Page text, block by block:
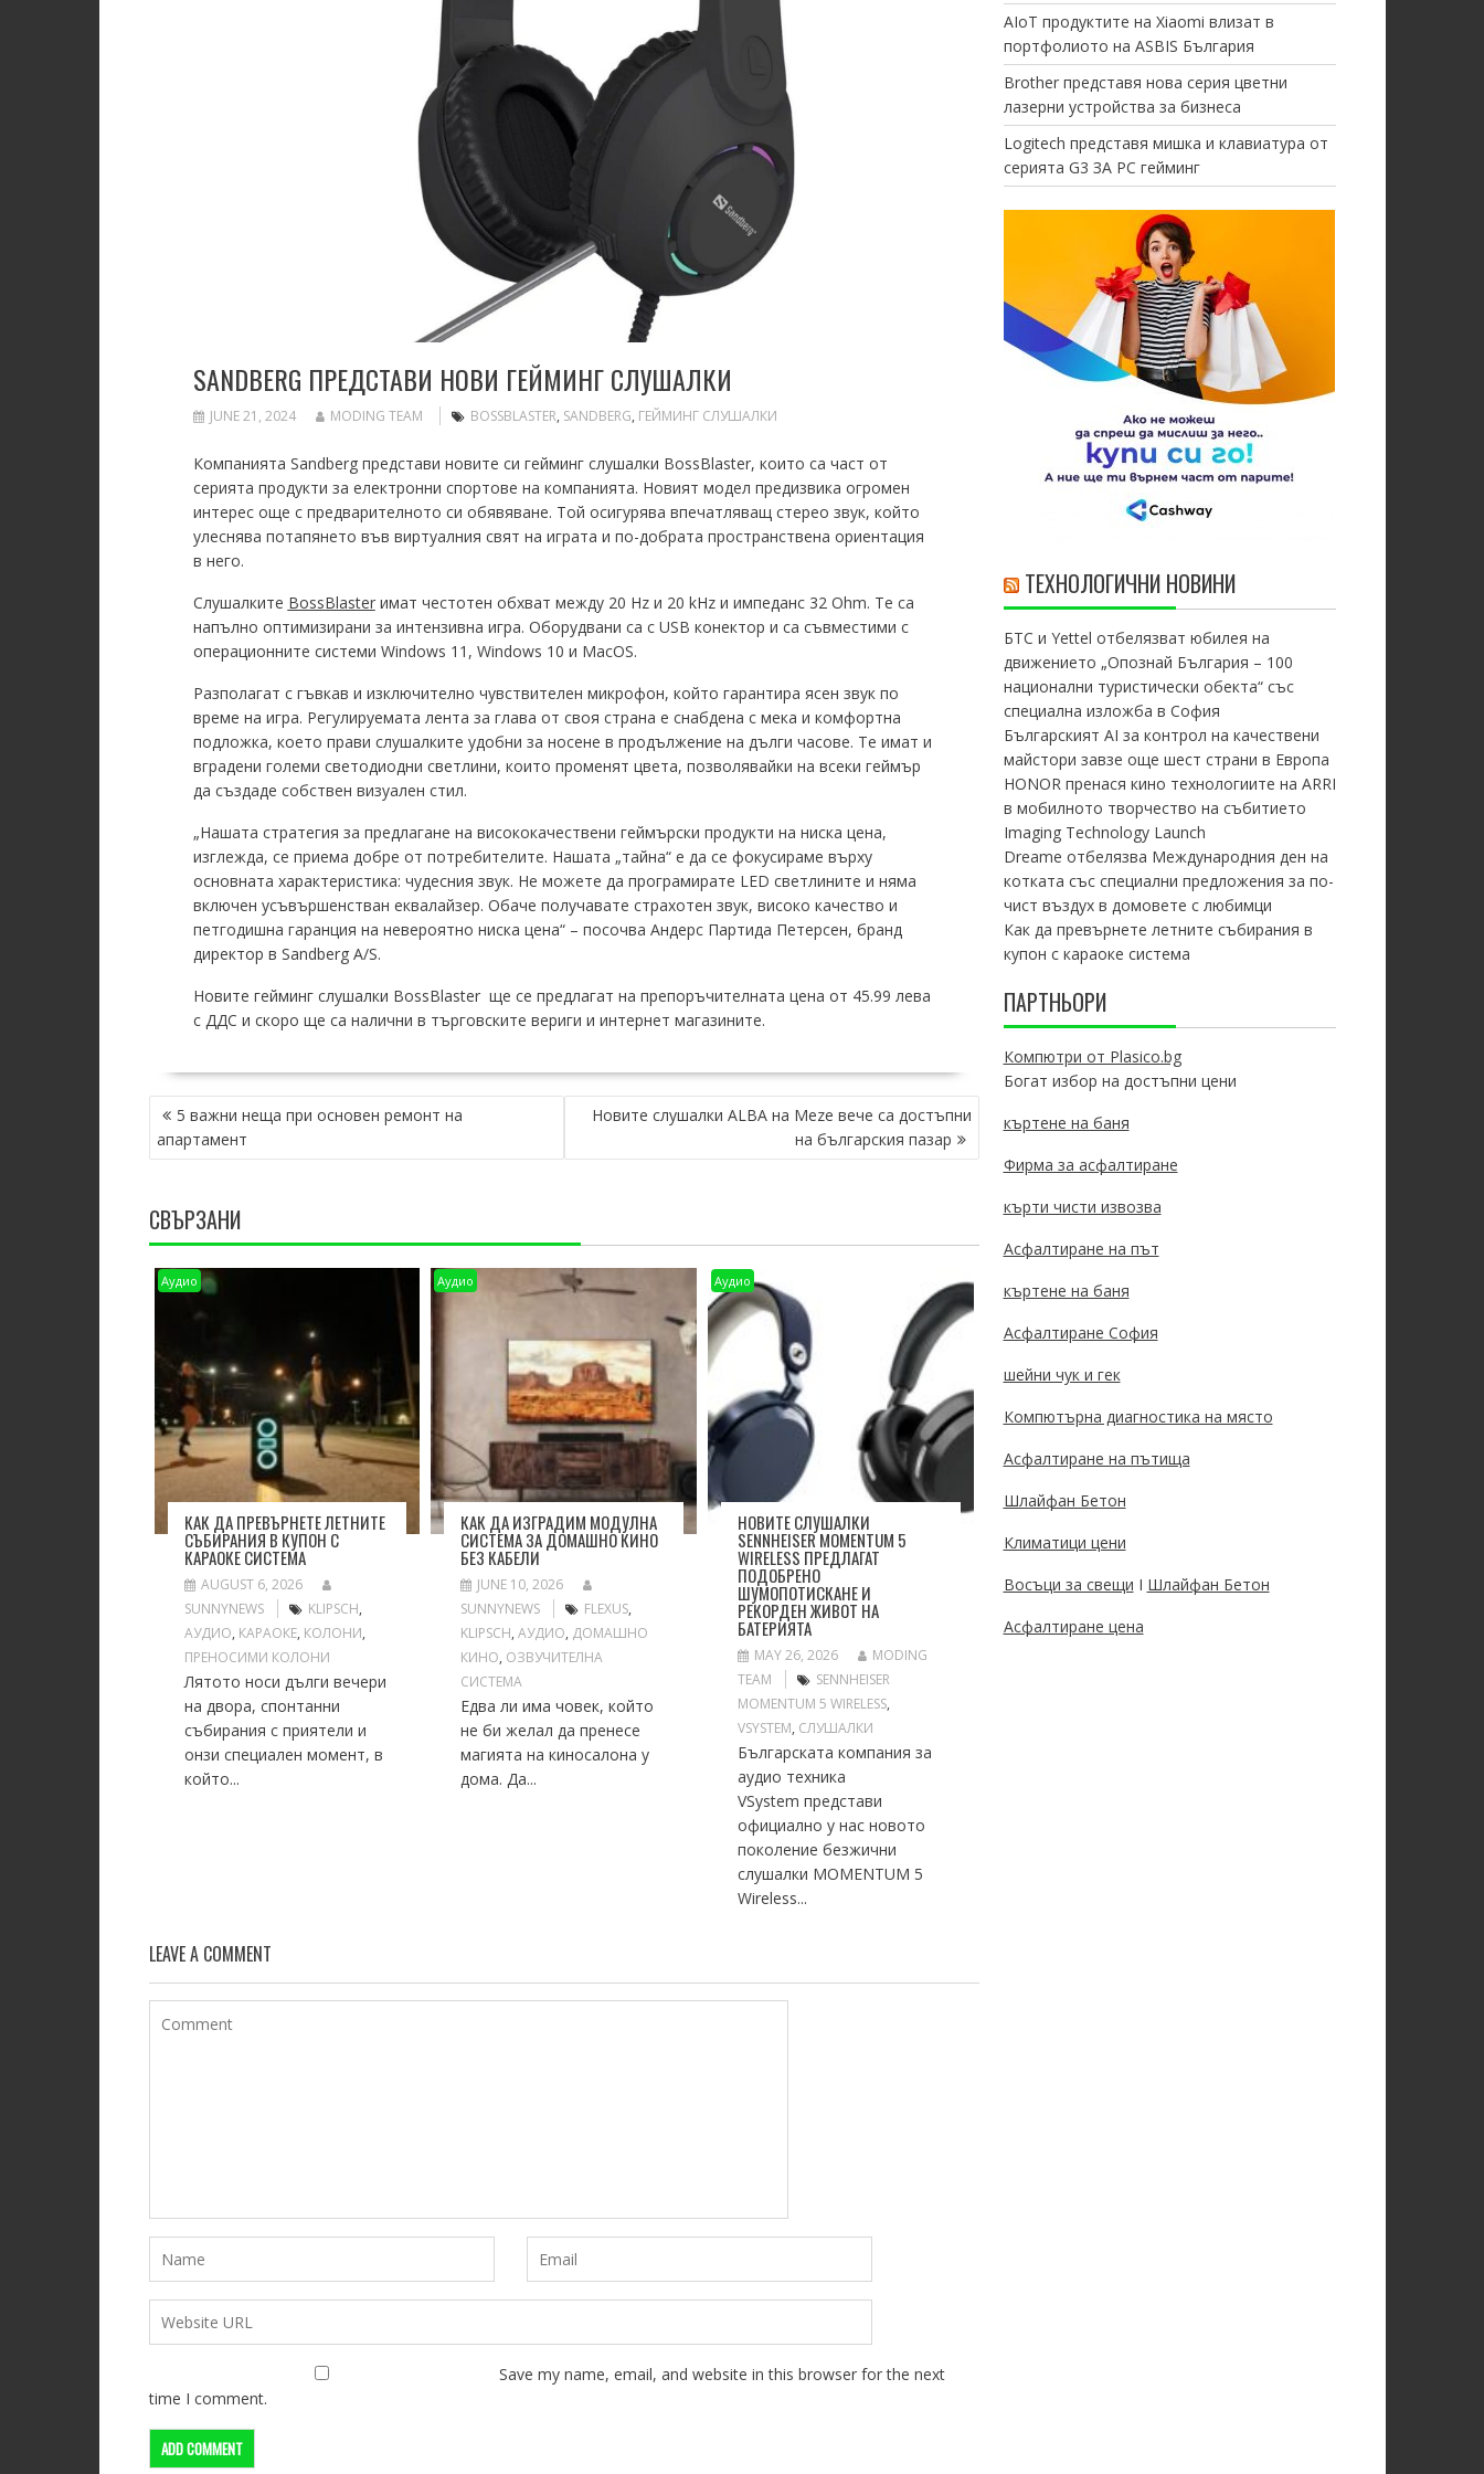
SANDBERG ПРЕДСТАВИ НОВИ ГЕЙМИНГ СЛУШАЛКИ
JUNE 21, 2024 MODING TEAM BOSSBLASTER, SANDBERG, ГЕЙМИНГ СЛУШАЛКИ
Компанията Sandberg представи новите си гейминг слушалки BossBlaster, които са част от
серията продукти за електронни спортове на компанията. Новият модел предизвика огромен
интерес още с предварителното си обявяване. Той осигурява впечатляващ стерео звук, който
улеснява потапянето във виртуалния свят на играта и по-добрата пространствена ориентация
в него.
Слушалките BossBlasterимат честотен обхват между 20 Hz и 20 kHz и импеданс 32 Ohm. Те са
напълно оптимизирани за интензивна игра. Оборудвани са с USB конектор и са съвместими с
операционните системи Windows 11, Windows 10 и MacOS.
Разполагат с гъвкав и изключително чувствителeн микрофон, който гарантира ясен звук по
време на игра. Регулируемата лента за глава от своя страна е снабдена с мека и комфортна
подложка, което прави слушалките удобни за носене в продължение на дълги часове. Te имат и
вградени големи светодиодни светлини, които променят цвета, позволявайки на всеки геймър
да създаде собствен визуален стил.
„Нашата стратегия за предлагане на висококачествени геймърски продукти на ниска цена,
изглежда, се приема добре от потребителите. Нашата „тайна“ е да се фокусираме върху
основната характеристика: чудесния звук. Не можете да програмирате LED светлините и няма
включен усъвършенстван еквалайзер. Обаче получавате страхотен звук, високо качество и
петгодишна гаранция на невероятно ниска цена“ – посочва Андерс Партида Петерсен, бранд
директор в Sandberg A/S.
Новите гейминг слушалки BossBlaster ще се предлагат на препоръчителната цена от 45.99 лева
с ДДС и скоро ще са налични в търговските вериги и интернет магазините.
POST
NAVIGATION
5 важни неща при основен ремонт на
апартамент
Новите слушалки ALBA на Meze вече са достъпни
на българския пазар
СВЪРЗАНИ
Аудио
КАК ДА ПРЕВЪРНЕТЕ ЛЕТНИТЕ
СЪБИРАНИЯ В КУПОН С
КАРАОКЕ СИСТЕМА
AUGUST 6, 2026
SUNNYNEWS
KLIPSCH,
АУДИО, КАРАОКЕ, КОЛОНИ,
ПРЕНОСИМИ КОЛОНИ
Лятото носи дълги вечери
на двора, спонтанни
събирания с приятели и
онзи специален момент, в
който...
Аудио
КАК ДА ИЗГРАДИМ МОДУЛНА
СИСТЕМА ЗА ДОМАШНО КИНО
БЕЗ КАБЕЛИ
JUNE 10, 2026
SUNNYNEWS
FLEXUS,
KLIPSCH,АУДИО, ДОМАШНО
КИНО, ОЗВУЧИТЕЛНА
СИСТЕМА
Едва ли има човек, който
не би желал да пренесе
магията на киносалона у
дома. Да...
Аудио
НОВИТЕ СЛУШАЛКИ
SENNHEISER MOMENTUM 5
WIRELESS ПРЕДЛАГАТ
ПОДОБРЕНО
ШУМОПОТИСКАНЕ И
РЕКОРДЕН ЖИВОТ НА
БАТЕРИЯТА
MAY 26, 2026
MODING
TEAM
SENNHEISER
MOMENTUM 5 WIRELESS,
VSYSTEM, СЛУШАЛКИ
Българската компания за
аудио техника
VSystem представи
официално у нас новото
поколение безжични
слушалки MOMENTUM 5
Wireless...
LEAVE A COMMENT
Save my name, email, and website in this browser for the next
time I comment.
AIoT продуктите на Xiaomi влизат в
портфолиото на ASBIS България
Brother представя нова серия цветни
лазерни устройства за бизнеса
Logitech представя мишка и клавиатура от
серията G3 ЗА PC гейминг
ТЕХНОЛОГИЧНИ НОВИНИ
БТС и Yettel отбелязват юбилея на
движението „Опознай България – 100
национални туристически обекта“ със
специална изложба в София
Българският AI за контрол на качествени
майстори завзе още шест страни в Европа
HONOR пренася кино технологиите на ARRI
в мобилното творчество на събитието
Imaging Technology Launch
Dreame отбелязва Международния ден на
котката със специални предложения за по-
чист въздух в домовете с любимци
Как да превърнете летните събирания в
купон с караоке система
ПАРТНЬОРИ
Компютри от Plasico.bg
Богат избор на достъпни цени
къртене на баня
Фирма за асфалтиране
кърти чисти извозва
Асфалтиране на път
къртене на баня
Асфалтиране София
шейни чук и гек
Компютърна диагностика на място
Асфалтиране на пътища
Шлайфан Бетон
Климатици цени
Восъци за свещи I Шлайфан Бетон
Асфалтиране цена